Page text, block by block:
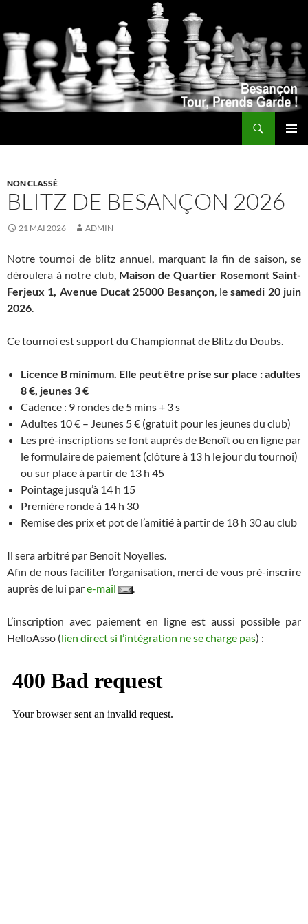
NON CLASSÉ
BLITZ DE BESANÇON 2026
21 MAI 2026 ADMIN
Notre tournoi de blitz annuel, marquant la fin de saison, se
déroulera à notre club, Maison de Quartier Rosemont Saint-
Ferjeux 1, Avenue Ducat 25000 Besançon, lesamedi 20 juin
2026.
Ce tournoi est support du Championnat de Blitz du Doubs.
Licence B minimum. Elle peut être prise sur place : adultes
8 €, jeunes 3 €
Cadence : 9 rondes de 5 mins + 3 s
Adultes 10 € – Jeunes 5 € (gratuit pour les jeunes du club)
Les pré-inscriptions se font auprès de Benoît ou en ligne par
le formulaire de paiement (clôture à 13 h le jour du tournoi)
ou sur place à partir de 13 h 45
Pointage jusqu’à 14 h 15
Première ronde à 14 h 30
Remise des prix et pot de l’amitié à partir de 18 h 30 au club
Il sera arbitré par Benoît Noyelles.
Afin de nous faciliter l’organisation, merci de vous pré-inscrire
auprès de lui pare-mail .
L’inscription avec paiement en ligne est aussi possible par
HelloAsso (lien direct si l’intégration ne se charge pas) :